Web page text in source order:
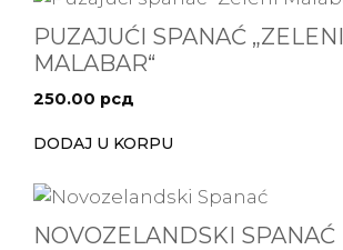
PUZAJUĆI SPANAĆ „ZELENI
MALABAR“
250.00 рсд
DODAJ U KORPU
NOVOZELANDSKI SPANAĆ